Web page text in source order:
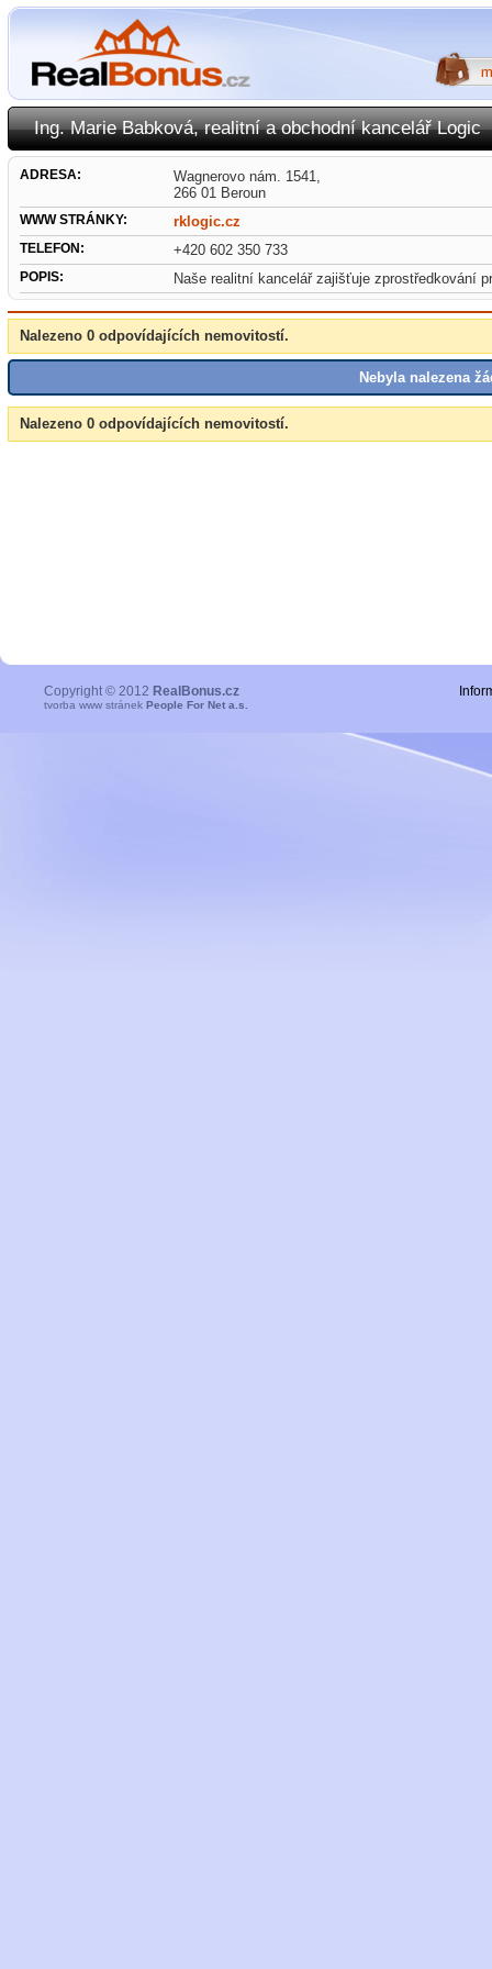
Ing. Marie Babková, realitní a obchodní kancelář Logic
ADRESA:
Wagnerovo nám. 1541,
266 01 Beroun
WWW STRÁNKY: rklogic.cz
TELEFON: +420 602 350 733
POPIS: Naše realitní kancelář zajišťuje zprostředkování
Nalezeno 0 odpovídajících nemovitostí.
Nebyla nalezena
Nalezeno 0 odpovídajících nemovitostí.
Copyright © 2012 RealBonus.cz
tvorba www stránek People For Net a.s.